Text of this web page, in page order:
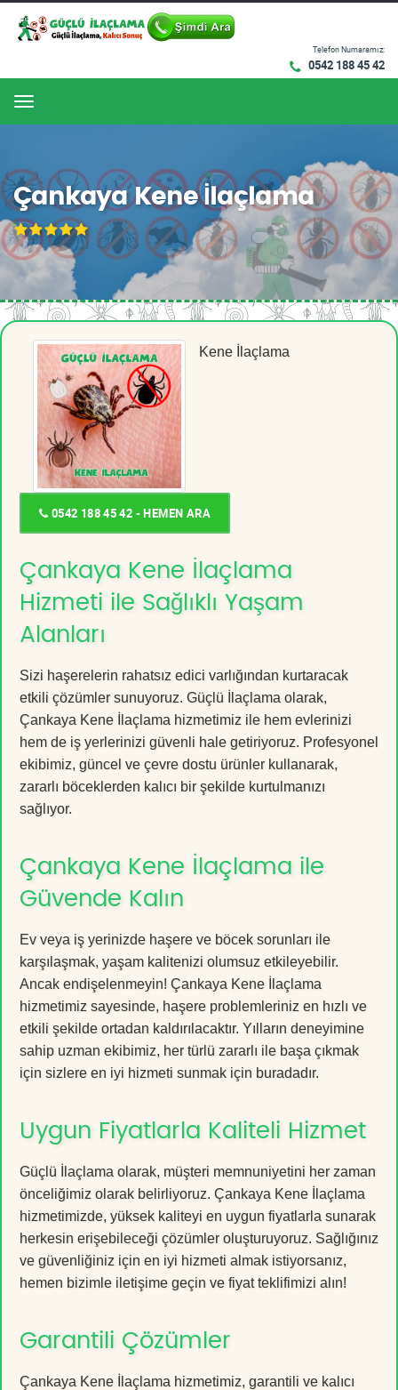
Telefon Numaramız:
0542 188 45 42
Menu
Çankaya Kene İlaçlama
Kene İlaçlama
0542 188 45 42 - HEMEN ARA
Çankaya Kene İlaçlama
Hizmeti ile Sağlıklı Yaşam
Alanları
Sizi haşerelerin rahatsız edici varlığından kurtaracak
etkili çözümler sunuyoruz. Güçlü İlaçlama olarak,
Çankaya Kene İlaçlama hizmetimiz ile hem evlerinizi
hem de iş yerlerinizi güvenli hale getiriyoruz. Profesyonel
ekibimiz, güncel ve çevre dostu ürünler kullanarak,
zararlı böceklerden kalıcı bir şekilde kurtulmanızı
sağlıyor.
Çankaya Kene İlaçlama ile
Güvende Kalın
Ev veya iş yerinizde haşere ve böcek sorunları ile
karşılaşmak, yaşam kalitenizi olumsuz etkileyebilir.
Ancak endişelenmeyin! Çankaya Kene İlaçlama
hizmetimiz sayesinde, haşere problemleriniz en hızlı ve
etkili şekilde ortadan kaldırılacaktır. Yılların deneyimine
sahip uzman ekibimiz, her türlü zararlı ile başa çıkmak
için sizlere en iyi hizmeti sunmak için buradadır.
Uygun Fiyatlarla Kaliteli Hizmet
Güçlü İlaçlama olarak, müşteri memnuniyetini her zaman
önceliğimiz olarak belirliyoruz. Çankaya Kene İlaçlama
hizmetimizde, yüksek kaliteyi en uygun fiyatlarla sunarak
herkesin erişebileceği çözümler oluşturuyoruz. Sağlığınız
ve güvenliğiniz için en iyi hizmeti almak istiyorsanız,
hemen bizimle iletişime geçin ve fiyat teklifimizi alın!
Garantili Çözümler
Çankaya Kene İlaçlama hizmetimiz, garantili ve kalıcı